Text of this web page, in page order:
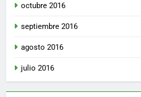
octubre 2016
septiembre 2016
agosto 2016
julio 2016